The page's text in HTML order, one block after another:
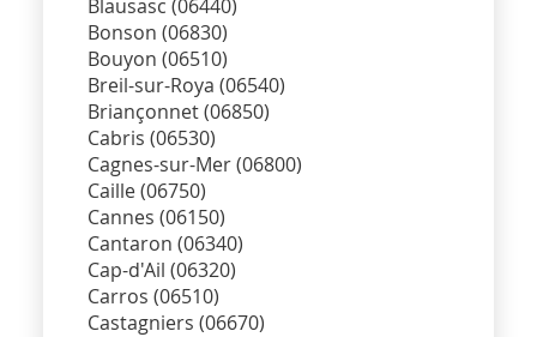
Blausasc (06440)
Bonson (06830)
Bouyon (06510)
Breil-sur-Roya (06540)
Briançonnet (06850)
Cabris (06530)
Cagnes-sur-Mer (06800)
Caille (06750)
Cannes (06150)
Cantaron (06340)
Cap-d'Ail (06320)
Carros (06510)
Castagniers (06670)